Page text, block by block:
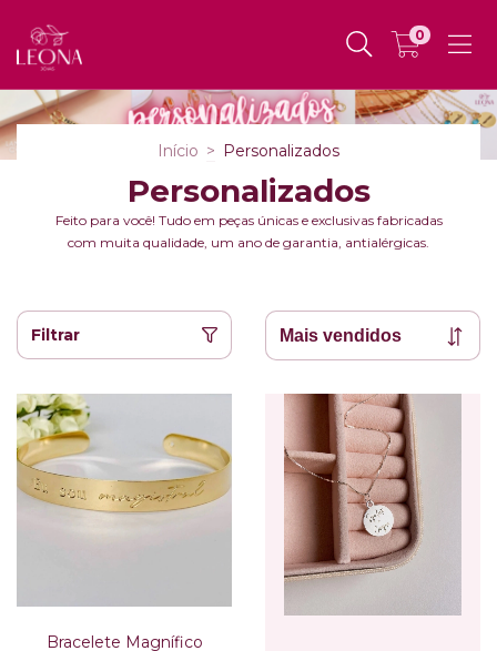
0
Início > Personalizados
Personalizados
Feito para você! Tudo em peças únicas e exclusivas fabricadas
com muita qualidade, um ano de garantia, antialérgicas.
Filtrar
Bracelete Magnífico